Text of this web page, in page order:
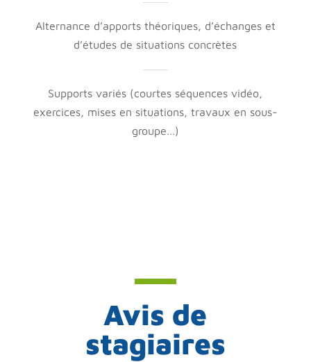
Alternance d’apports théoriques, d’échanges et
d’études de situations concrètes
Supports variés (courtes séquences vidéo,
exercices, mises en situations, travaux en sous-
groupe…)
Avis de
stagiaires